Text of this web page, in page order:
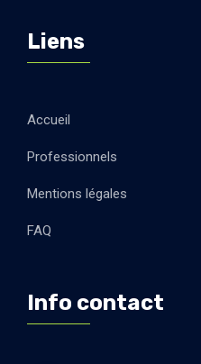
Liens
Accueil
Professionnels
Mentions légales
FAQ
Info contact